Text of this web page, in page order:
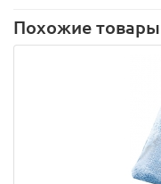
Похожие товары